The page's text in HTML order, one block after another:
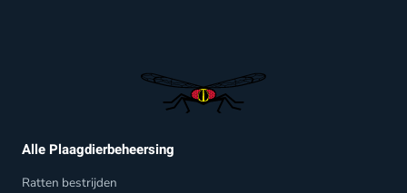
Alle Plaagdierbeheersing
Ratten bestrijden